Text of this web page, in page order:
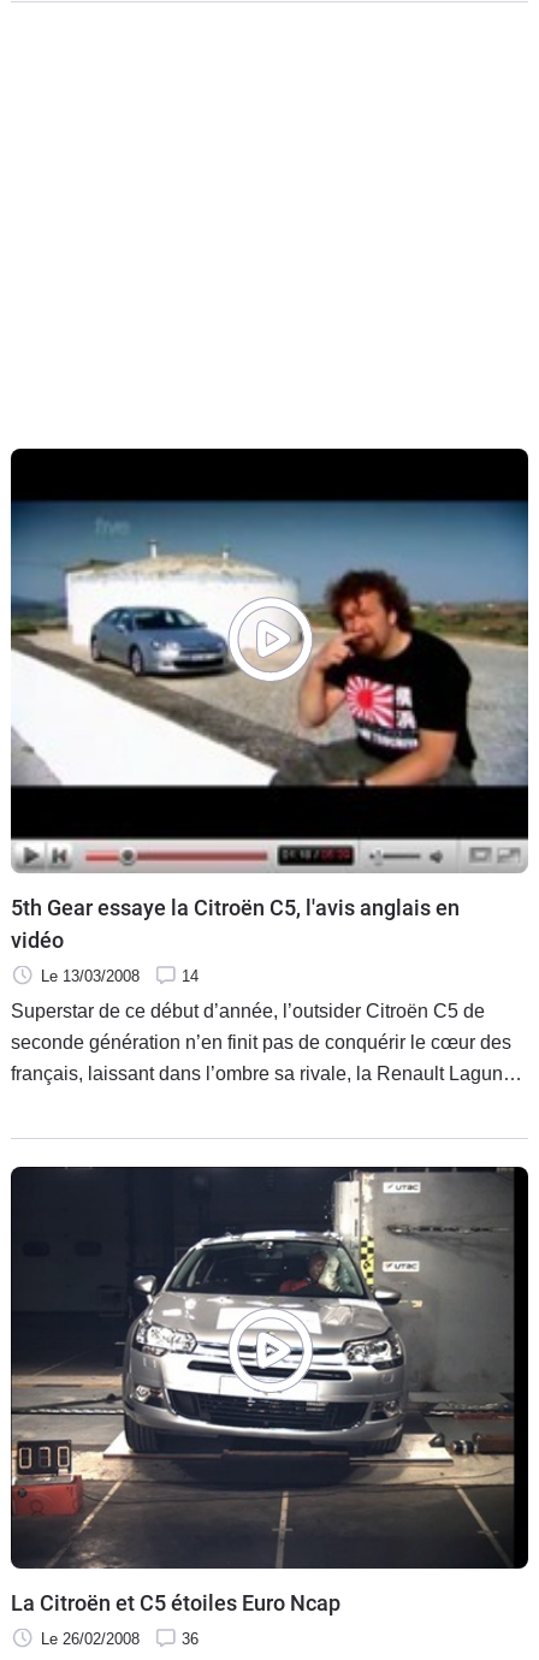
5th Gear essaye la Citroën C5, l'avis anglais en
vidéo
Le 13/03/2008 14
Superstar de ce début d’année, l’outsider Citroën C5 de
seconde génération n’en finit pas de conquérir le cœur des
français, laissant dans l’ombre sa rivale, la Renault Laguna
La Citroën et C5 étoiles Euro Ncap
Le 26/02/2008 36